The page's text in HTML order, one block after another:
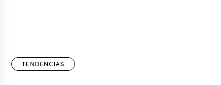
TENDENCIAS